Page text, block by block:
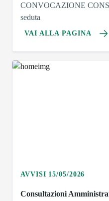
CONVOCAZIONE
seduta
VAI ALLA PAGINA
AVVISI 15/05/2026
Consultazioni